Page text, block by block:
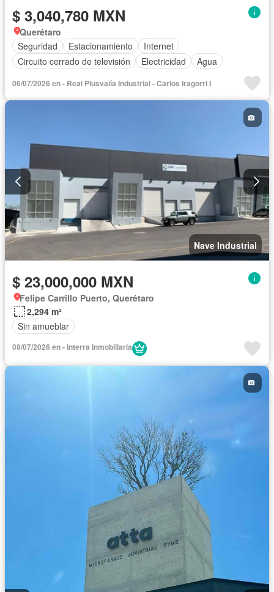
$ 3,040,780 MXN
Querétaro
Seguridad
Estacionamiento
Internet
Circuito cerrado de televisión
Electricidad Agua
06/07/2026 en - Real Plusvalía Industrial - Carlos Iragorri I
Nave Industrial
$ 23,000,000 MXN
Felipe Carrillo Puerto, Querétaro
2,294 m²
Sin amueblar
08/07/2026 en - Interra Inmobiliaria